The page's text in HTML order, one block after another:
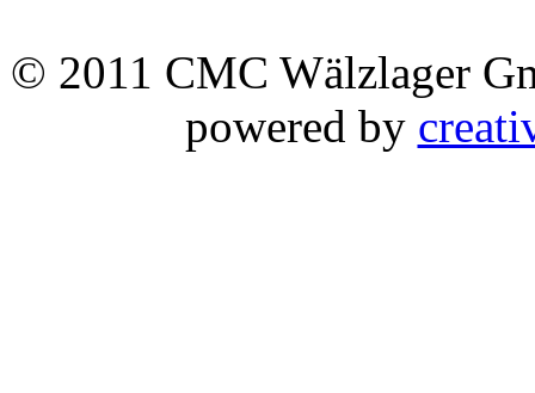
© 2011 CMC Wälzlager
powered by